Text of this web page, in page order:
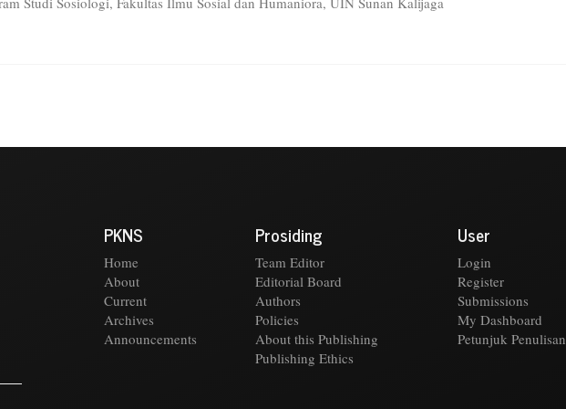
PKNS
Home
About
Current
Archives
Announcements
Prosiding
Team Editor
Editorial Board
Authors
Policies
About this Publishing
Publishing Ethics
User
Login
Register
Submissions
My Dashboard
Petunjuk Penulisan